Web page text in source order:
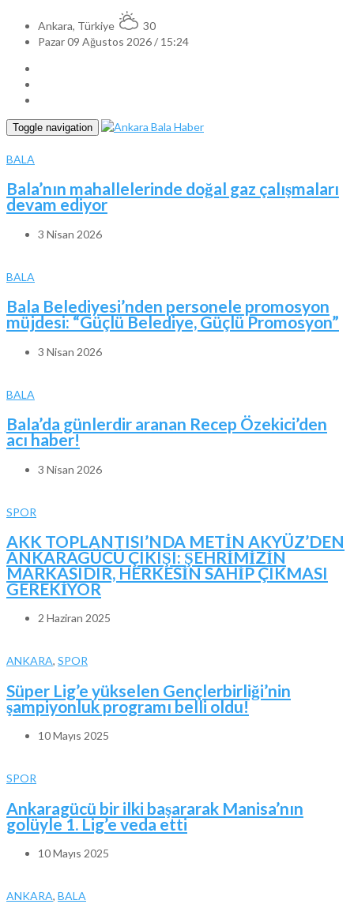
Ankara, Türkiye
30
Pazar 09 Ağustos 2026 / 15:24
Toggle navigation
BALA
Bala’nın mahallelerinde doğal gaz çalışmaları
devam ediyor
3 Nisan 2026
BALA
Bala Belediyesi’nden personele promosyon
müjdesi: “Güçlü Belediye, Güçlü Promosyon”
3 Nisan 2026
BALA
Bala’da günlerdir aranan Recep Özekici’den
acı haber!
3 Nisan 2026
SPOR
AKK TOPLANTISI’NDA METİN AKYÜZ’DEN
ANKARAGÜCÜ ÇIKIŞI: ŞEHRİMİZİN
MARKASIDIR, HERKESİN SAHİP ÇIKMASI
GEREKİYOR
2 Haziran 2025
ANKARA, SPOR
Süper Lig’e yükselen Gençlerbirliği’nin
şampiyonluk programı belli oldu!
10 Mayıs 2025
SPOR
Ankaragücü bir ilki başararak Manisa’nın
golüyle 1. Lig’e veda etti
10 Mayıs 2025
ANKARA, BALA